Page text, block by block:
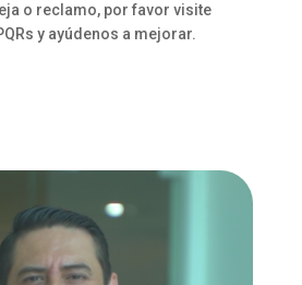
o reclamo, por favor visite
y ayúdenos a mejorar.